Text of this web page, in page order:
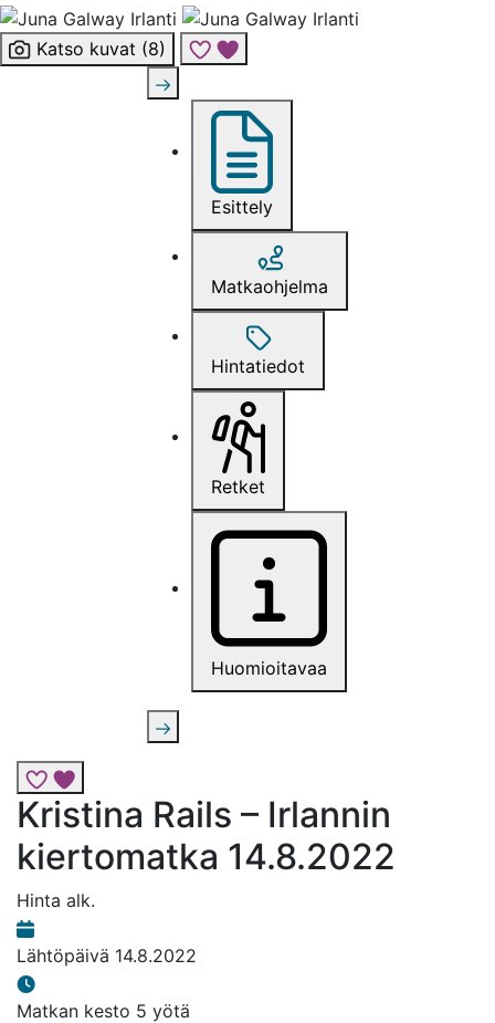
Katso kuvat (8)
Esittely
Matkaohjelma
Hintatiedot
Retket
Huomioitavaa
Lisää risteily suosikkeihin
Kristina Rails – Irlannin
kiertomatka 14.8.2022
Hinta alk.
Lähtöpäivä 14.8.2022
Matkan kesto 5 yötä